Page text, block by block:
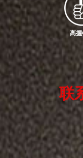
高
联